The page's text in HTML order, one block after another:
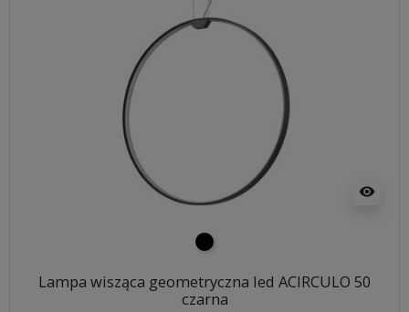
visibility
czarny
Lampa wisząca geometryczna led ACIRCULO 50
czarna